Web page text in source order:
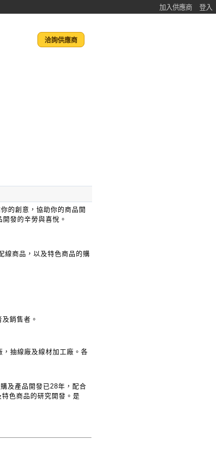
加入供應商 登入
洽詢供應商
的創意，協助你的商品開
發的辛勞與喜悅。
線商品，以及特色商品的購
銷售者。
抽線廠及線材加工廠。各
及產品開發已28年，配合
色商品的研究開發。是